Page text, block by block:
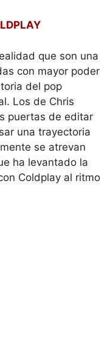
que son una
con mayor poder
del pop
Los de Chris
puertas de editar
una trayectoria
se atrevan
ha levantado la
Coldplay al ritmo